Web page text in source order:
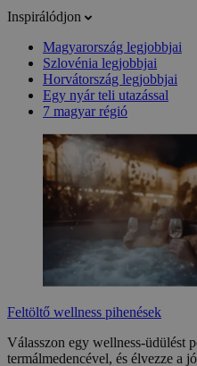
Inspirálódjon
Magyarország legjobbjai
Szlovénia legjobbjai
Horvátország legjobbjai
Egy nyár teli utazással
7 magyar régió
Feltöltő wellness pihenések
Válasszon egy wellness-üdülést
termálmedencével, és élvezze a